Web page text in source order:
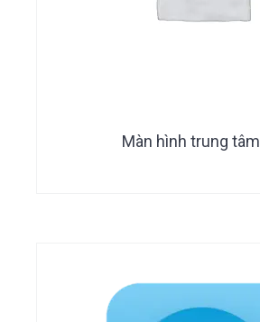
Màn hình trung tâm